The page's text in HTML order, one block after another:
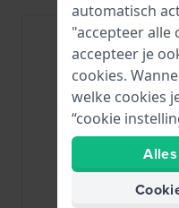
automatisch
"accepteer alle
accepteer je
cookies.
welke cookies
“cookie